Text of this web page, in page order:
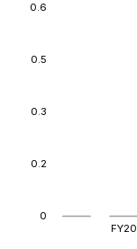
0
0.2
0.3
0.5
0.6
FY20